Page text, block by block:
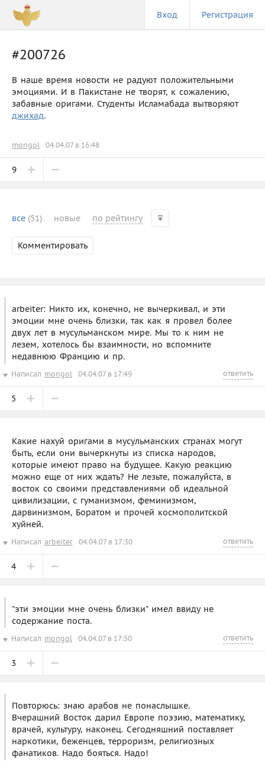
Вход Регистрация
#200726
В наше время новости не радуют положительными
эмоциями. И в Пакистане не творят, к сожалению,
забавные оригами. Студенты Исламабада вытворяют
джихад.
mongol 04.04.07 в 16:48
9
все (51) новые по рейтингу
Комментировать
arbeiter: Никто их, конечно, не вычеркивал, и эти
эмоции мне очень близки, так как я провел более
двух лет в мусульманском мире. Мы то к ним не
лезем, хотелось бы взаимности, но вспомните
недавнюю Францию и пр.
Написал mongol 04.04.07 в 17:49 ответить
5
Какие нахуй оригами в мусульманских странах могут
быть, если они вычеркнуты из списка народов,
которые имеют право на будущее. Какую реакцию
можно еще от них ждать? Не лезьте, пожалуйста, в
восток со своими представлениями об идеальной
цивилизации, с гуманизмом, феминизмом,
дарвинизмом, Боратом и прочей космополитской
хуйней.
Написал arbeiter 04.04.07 в 17:30 ответить
4
"эти эмоции мне очень близки" имел ввиду не
содержание поста.
Написал mongol 04.04.07 в 17:50 ответить
3
Повторюсь: знаю арабов не понаслышке.
Вчерашний Восток дарил Европе поэзию, математику,
врачей, культуру, наконец. Сегодняшний поставляет
наркотики, беженцев, терроризм, религиозных
фанатиков. Надо бояться. Надо!